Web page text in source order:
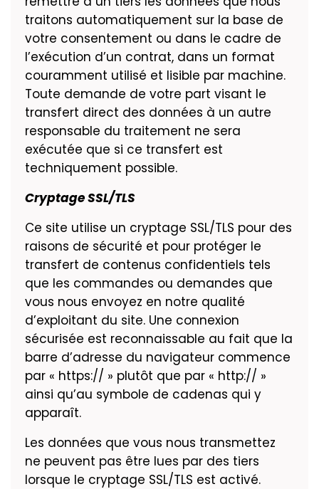
traitons automatiquement sur la base de
votre consentement ou dans le cadre de
l’exécution d’un contrat, dans un format
couramment utilisé et lisible par machine.
Toute demande de votre part visant le
transfert direct des données à un autre
responsable du traitement ne sera
exécutée que si ce transfert est
techniquement possible.
Cryptage SSL/TLS
Ce site utilise un cryptage SSL/TLS pour des
raisons de sécurité et pour protéger le
transfert de contenus confidentiels tels
que les commandes ou demandes que
vous nous envoyez en notre qualité
d’exploitant du site. Une connexion
sécurisée est reconnaissable au fait que la
barre d’adresse du navigateur commence
par « https:// » plutôt que par « http:// »
ainsi qu’au symbole de cadenas qui y
apparaît.
Les données que vous nous transmettez
ne peuvent pas être lues par des tiers
lorsque le cryptage SSL/TLS est activé.